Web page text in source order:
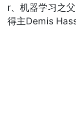
r、机器学习之
得主Demis